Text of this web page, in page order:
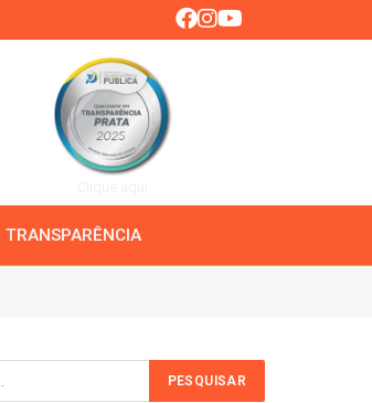
TRANSPARÊNCIA